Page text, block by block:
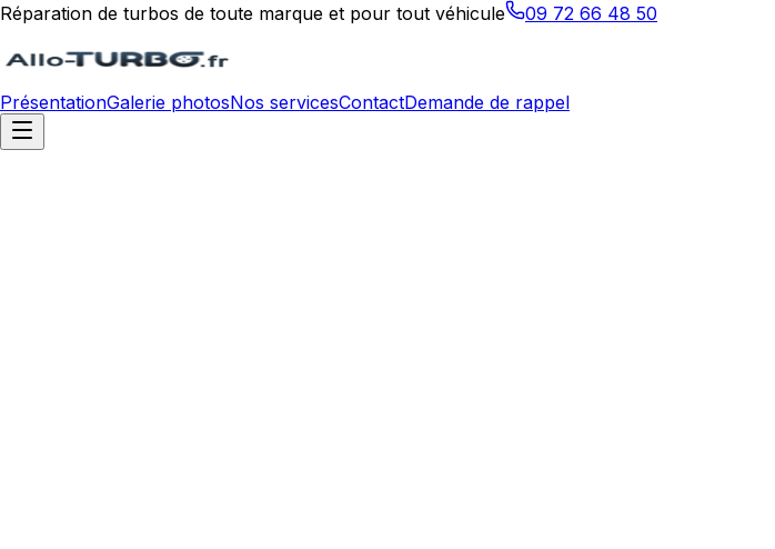
Réparation de turbos de toute marque et pour tout véhicule 09 72 66 48 50
PrésentationGalerie photosNos servicesContactDemande de rappel